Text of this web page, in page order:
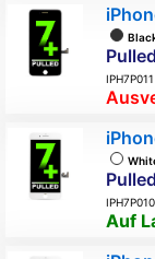
Pulled
IPH7P011
Pulled
IPH7P010
Auf